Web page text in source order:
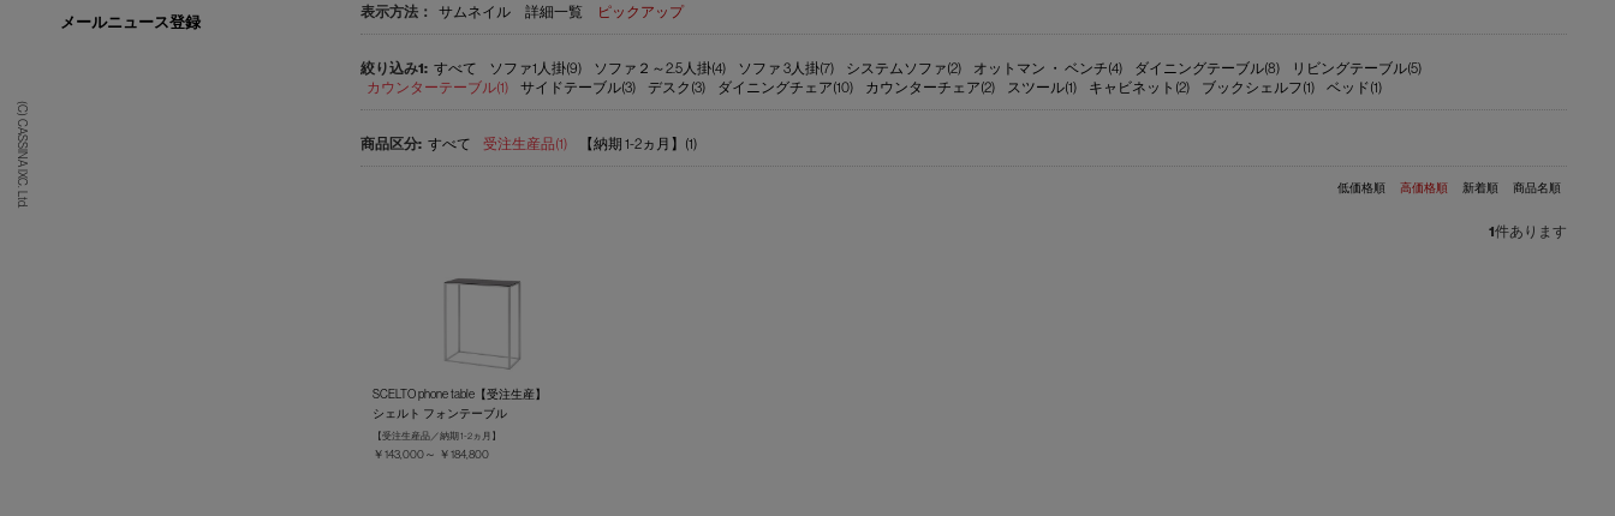
(C) CASSINA IXC. Ltd.
表示方法： サムネイル 詳細一覧 ピックアップ
すべて ソファ1人掛(9) ソファ２～2.5人掛(4) ソファ 3人掛(7) システムソファ(2) オットマン ・ ベンチ(4) ダイニングテーブル(8)
リビングテーブル(5)
カウンターテーブル(1)
サイドテーブル(3) デスク(3) ダイニングチェア(10) カウンターチェア(2) スツール(1) キャビネット(2) ブックシェルフ(1) ベッド(1)
すべて 受注生産品(1) 【納期 1-2ヵ月】(1)
低価格順 高価格順 新着順 商品名順
1件あります
SCELTO phone table【受注生産】
シェルト フォンテーブル
【受注生産品／納期 1-2ヵ月】
￥143,000～ ￥184,800
メールニュース登録